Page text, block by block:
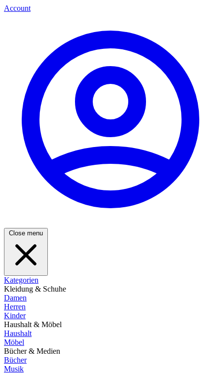
Account
Close menu
Kategorien
Kleidung & Schuhe
Damen
Herren
Kinder
Haushalt & Möbel
Haushalt
Möbel
Bücher & Medien
Bücher
Musik